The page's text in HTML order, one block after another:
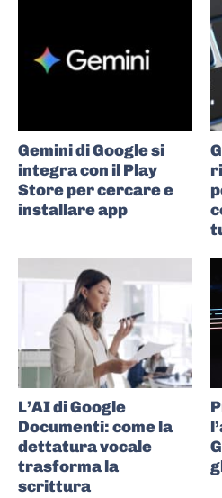
Gemini di Google si
integra con il Play
Store per cercare e
installare app
L’AI di Google
Documenti: come la
dettatura vocale
trasforma la
scrittura